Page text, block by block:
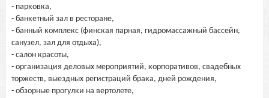
- парковка,
- банкетный зал в ресторане,
- банный комплекс (финская парная, гидромассажный бассейн,
санузел, зал для отдыха),
- салон красоты,
- организация деловых мероприятий, корпоративов, свадебных
торжеств, выездных регистраций брака, дней рождения,
- обзорные прогулки на вертолете,